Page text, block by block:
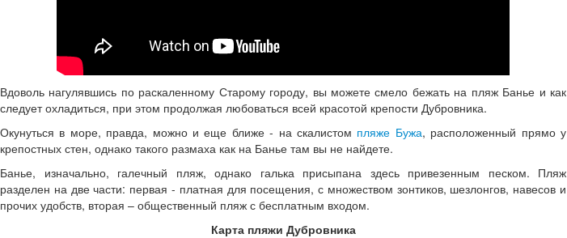
Вдоволь нагулявшись по раскаленному Старому городу, вы можете смело бежать на пляж Банье и как
следует охладиться, при этом продолжая любоваться всей красотой крепости Дубровника.
Окунуться в море, правда, можно и еще ближе - на скалистом пляже Бужа, расположенный прямо у
крепостных стен, однако такого размаха как на Банье там вы не найдете.
Банье, изначально, галечный пляж, однако галька присыпана здесь привезенным песком. Пляж
разделен на две части: первая - платная для посещения, с множеством зонтиков, шезлонгов, навесов и
прочих удобств, вторая – общественный пляж с бесплатным входом.
Карта пляжи Дубровника